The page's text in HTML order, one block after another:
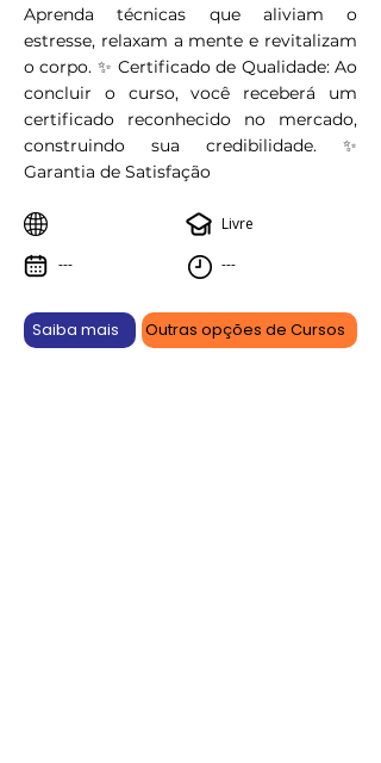
Aprenda técnicas que aliviam o
estresse, relaxam a mente e revitalizam
o corpo. ✨ Certificado de Qualidade: Ao
concluir o curso, você receberá um
certificado reconhecido no mercado,
construindo sua credibilidade. ✨
Garantia de Satisfação
---
Livre
---
Saiba mais Outras opções de Cursos